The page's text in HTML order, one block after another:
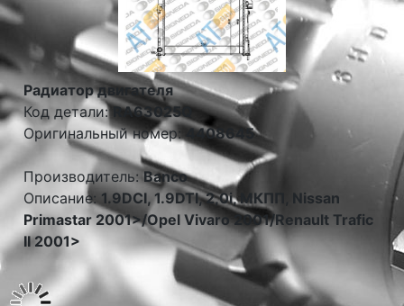
Радиатор двигателя
Код детали: RA63025Q
Оригинальный номер: 4408645
Производитель: Banco
Описание: 1.9DCI, 1.9DTI, 2,0i, МКПП, Nissan
Primastar 2001>/Opel Vivaro 2001/Renault Trafic
II 2001>